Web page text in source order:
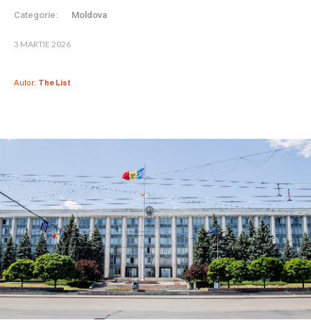
Categorie: Moldova
3 MARTIE 2026
Autor: The List